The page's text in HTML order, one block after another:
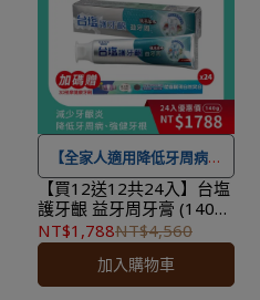
到貨時間參考：訂購完成
後，下個工作天出貨，出貨
後物流預計1-3個工作天送
達。
【全家人適用降低牙周病發
生率】
★ 可宅配到府&超商取貨，
全館滿 NT$ 1,500免運費，
【買12送12共24入】台塩
護牙齦 益牙周牙膏 (140g/
條)x24入<加贈：3D按摩
健康牙刷x24>★效期
2029.06.02★成分安心 均
未驗出四大重金屬
NT$1,788NT$4,560
加入購物車